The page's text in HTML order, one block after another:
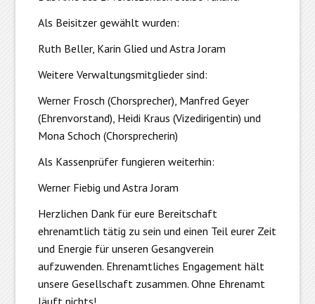
Als Beisitzer gewählt wurden:
Ruth Beller, Karin Glied und Astra Joram
Weitere Verwaltungsmitglieder sind:
Werner Frosch (Chorsprecher), Manfred Geyer
(Ehrenvorstand), Heidi Kraus (Vizedirigentin) und
Mona Schoch (Chorsprecherin)
Als Kassenprüfer fungieren weiterhin:
Werner Fiebig und Astra Joram
Herzlichen Dank für eure Bereitschaft
ehrenamtlich tätig zu sein und einen Teil eurer Zeit
und Energie für unseren Gesangverein
aufzuwenden. Ehrenamtliches Engagement hält
unsere Gesellschaft zusammen. Ohne Ehrenamt
läuft nichts!